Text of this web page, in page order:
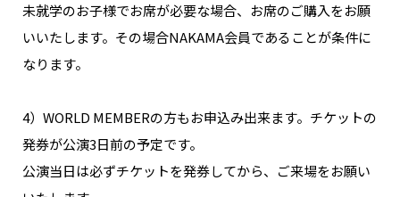
未就学のお子様でお席が必要な場合、お席のご購入をお願
いいたします。その場合NAKAMA会員であることが条件に
なります。
4）WORLD MEMBERの方もお申込み出来ます。チケットの
発券が公演3日前の予定です。
公演当日は必ずチケットを発券してから、ご来場をお願い